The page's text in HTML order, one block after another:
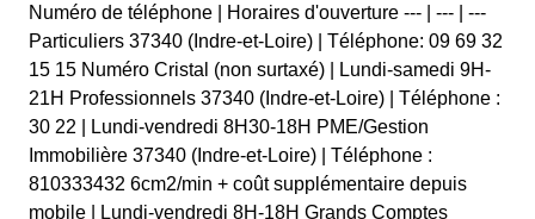
Numéro de téléphone | Horaires d'ouverture --- | --- | ---
Particuliers 37340 (Indre-et-Loire) | Téléphone: 09 69 32
15 15 Numéro Cristal (non surtaxé) | Lundi-samedi 9H-
21H Professionnels 37340 (Indre-et-Loire) | Téléphone :
30 22 | Lundi-vendredi 8H30-18H PME/Gestion
Immobilière 37340 (Indre-et-Loire) | Téléphone :
810333432 6cm2/min + coût supplémentaire depuis
mobile | Lundi-vendredi 8H-18H Grands Comptes